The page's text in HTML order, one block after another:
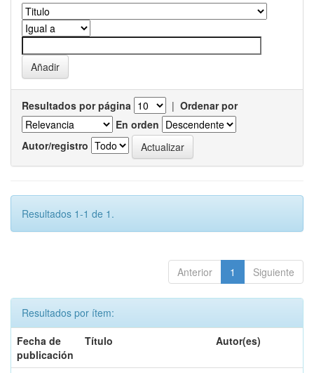
Resultados por página | Ordenar por
En orden
Autor/registro
Resultados 1-1 de 1.
Anterior 1 Siguiente
Resultados por ítem:
Fecha de
publicación
Título Autor(es)